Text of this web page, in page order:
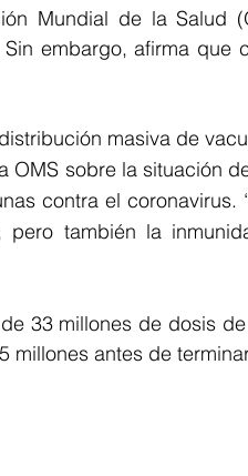
Mundial de la Salud
embargo, afirma que
masiva de
OMS sobre la situación
contra el coronavirus.
también la
33 millones de dosis
millones antes de